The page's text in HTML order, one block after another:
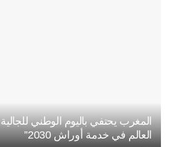
المغرب يحتفي باليوم الوطني
العالم في خدمة أوراش 2030”